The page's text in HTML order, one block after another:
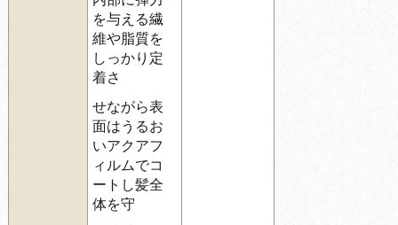
を与える繊
維や脂質を
しっかり定
着さ
せながら表
面はうるお
いアクアフ
ィルムでコ
ートし髪全
体を守